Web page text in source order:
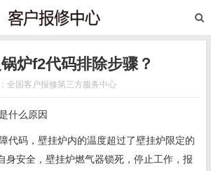
炉f2代码排除步骤？
全国客户报修第三方服务中心
什么原因
代码，壁挂炉内的温度超过了壁挂炉限定的
身安全，壁挂炉燃气器锁死，停止工作，报